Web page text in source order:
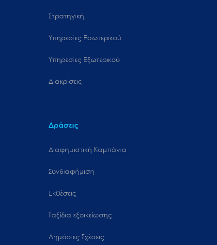
Στρατηγική
Υπηρεσίες Εσωτερικού
Υπηρεσίες Εξωτερικού
Διακρίσεις
Δράσεις
Διαφημιστική Καμπάνια
Συνδιαφήμιση
Εκθέσεις
Ταξίδια εξοικείωσης
Δημόσιες Σχέσεις